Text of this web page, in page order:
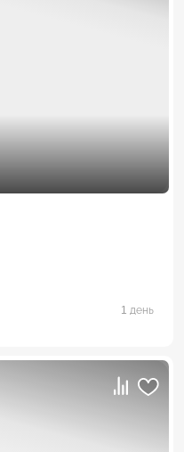
1 день